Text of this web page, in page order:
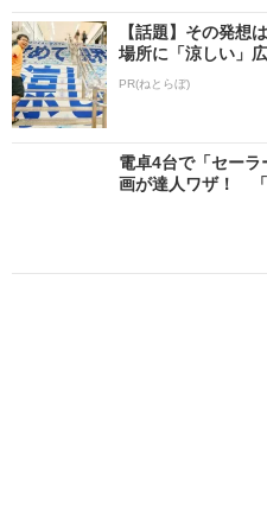
【話題】その発想
場所に「涼しい」
PR(ねとらぼ)
電卓4台で「セー
画が達人ワザ！